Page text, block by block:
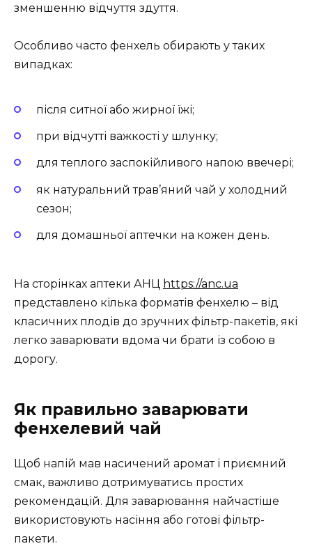
зменшенню відчуття здуття.
Особливо часто фенхель обирають у таких
випадках:
після ситної або жирної їжі;
при відчутті важкості у шлунку;
для теплого заспокійливого напою ввечері;
як натуральний трав’яний чай у холодний
сезон;
для домашньої аптечки на кожен день.
На сторінках аптеки АНЦ https://anc.ua
представлено кілька форматів фенхелю – від
класичних плодів до зручних фільтр-пакетів, які
легко заварювати вдома чи брати із собою в
дорогу.
Як правильно заварювати
фенхелевий чай
Щоб напій мав насичений аромат і приємний
смак, важливо дотримуватись простих
рекомендацій. Для заварювання найчастіше
використовують насіння або готові фільтр-
пакети.